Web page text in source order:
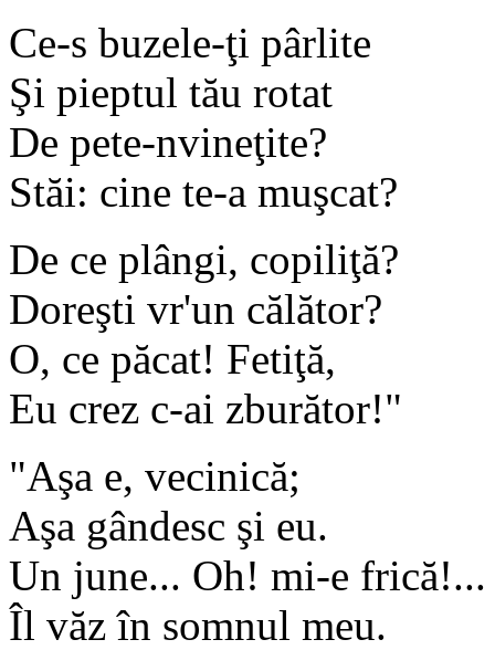
Ce-s buzele-ţi pârlite
Şi pieptul tău rotat
De pete-nvineţite?
Stăi: cine te-a muşcat?
De ce plângi, copiliţă?
Doreşti vr'un călător?
O, ce păcat! Fetiţă,
Eu crez c-ai zburător!"
"Aşa e, vecinică;
Aşa gândesc şi eu.
Un june... Oh! mi-e frică!...
Îl văz în somnul meu.